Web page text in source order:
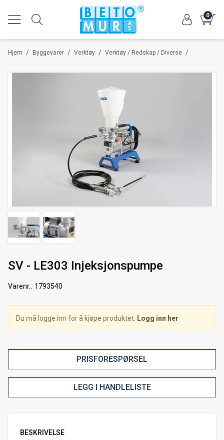
0
/
Hjem /
Byggevarer /
Verktøy /
Verktøy / Redskap / Diverse
SV - LE303 Injeksjonspumpe
Varenr.: 1793540
Du må logge inn for å kjøpe produktet. Logg inn her
PRISFORESPØRSEL
LEGG I HANDLELISTE
BESKRIVELSE